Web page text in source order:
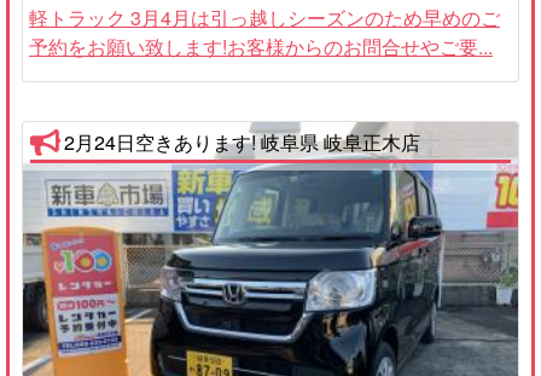
軽トラック 3月4月は引っ越しシーズンのため早めのご
予約をお願い致します!お客様からのお問合せやご要...
2月24日空きあります! 岐阜県 岐阜正木店